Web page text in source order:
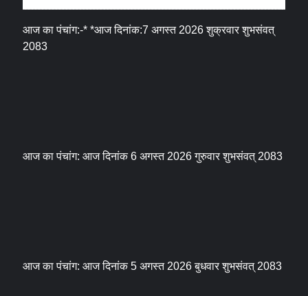
आज का पंचांग:-* *आज दिनांक:7 अगस्त 2026 शुक्रवार शुभसंवत्
2083
आज का पंचांग: आज दिनांक 6 अगस्त 2026 गुरुवार शुभसंवत् 2083
आज का पंचांग: आज दिनांक 5 अगस्त 2026 बुधवार शुभसंवत् 2083